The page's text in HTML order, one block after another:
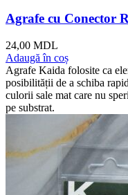
Agrafe cu Conector
24,00 MDL
Adaugă în coș
Agrafe Kaida folosite ca
posibilității de a schiba
culorii sale mat care nu
pe substrat.